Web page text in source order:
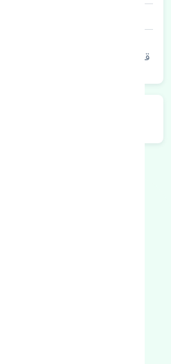
قیمت
اطلاعات فنی خود